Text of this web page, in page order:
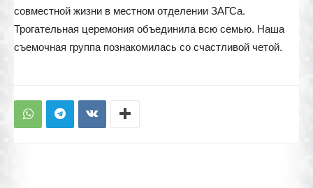
совместной жизни в местном отделении ЗАГСа.
Трогательная церемония объединила всю семью. Наша
съемочная группа познакомилась со счастливой четой.